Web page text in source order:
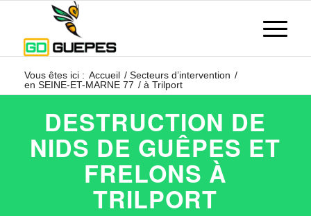
Vous êtes ici : Accueil / Secteurs d’intervention /
en SEINE-ET-MARNE 77 / à Trilport
DESTRUCTION DE
NIDS DE GUÊPES ET
FRELONS À
TRILPORT